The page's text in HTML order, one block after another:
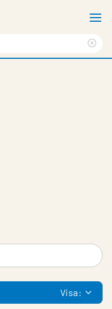
Visa: